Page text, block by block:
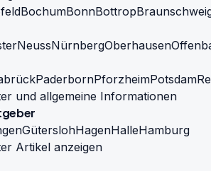
BochumBonnBottrop
NeussNürnbergOberhausen
PaderbornPforzheimPotsdam
und allgemeine Informationen
GüterslohHagenHalleHamburg
Artikel anzeigen